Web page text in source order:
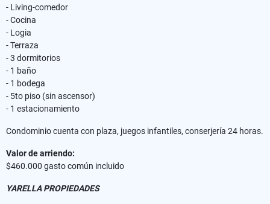
- Living-comedor
- Cocina
- Logia
- Terraza
- 3 dormitorios
- 1 baño
- 1 bodega
- 5to piso (sin ascensor)
- 1 estacionamiento
Condominio cuenta con plaza, juegos infantiles, conserjería 24 horas.
Valor de arriendo:
$460.000 gasto común incluido
YARELLA PROPIEDADES